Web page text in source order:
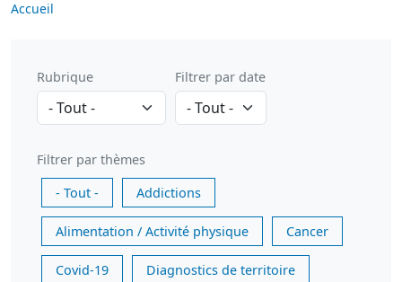
Accueil
Rubrique Filtrer par date
Filtrer par thèmes
- Tout -
Addictions
Alimentation / Activité physique Cancer
Covid-19 Diagnostics de territoire